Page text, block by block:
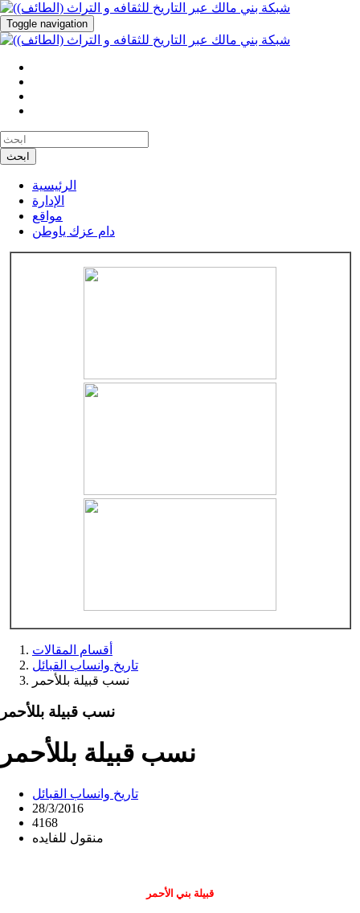
Toggle navigation
ابحث
الرئيسية
الإدارة
مواقع
دام عزك ياوطن
أقسام المقالات
تاريخ وانساب القبائل
نسب قبيلة بللأحمر
نسب قبيلة بللأحمر
نسب قبيلة بللأحمر
تاريخ وانساب القبائل
28/3/2016
4168
منقول للفايده
قبيلة بني الأحمر